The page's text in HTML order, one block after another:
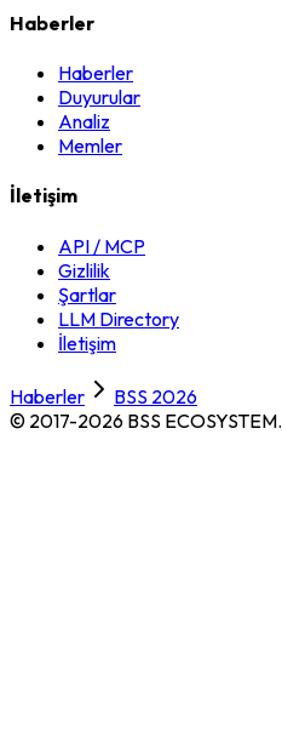
Haberler
Haberler
Duyurular
Analiz
Memler
İletişim
API / MCP
Gizlilik
Şartlar
LLM Directory
İletişim
Haberler
BSS 2026
© 2017-2026 BSS ECOSYSTEM.